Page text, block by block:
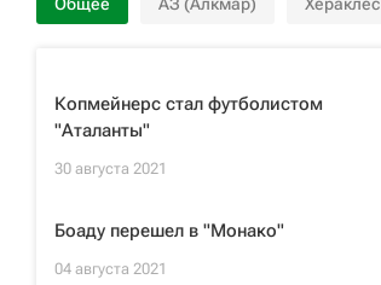
Копмейнерс стал футболистом
"Аталанты"
30 августа 2021
Боаду перешел в "Монако"
04 августа 2021